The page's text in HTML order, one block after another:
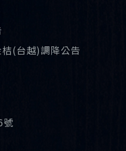
(台越)調降公告
號